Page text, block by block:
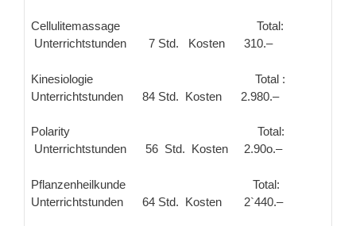
Cellulitemassage Total:
Unterrichtstunden 7 Std. Kosten 310.–
Kinesiologie Total :
Unterrichtstunden 84 Std. Kosten 2.980.–
Polarity Total:
Unterrichtstunden 56 Std. Kosten 2.90o.–
Pflanzenheilkunde Total:
Unterrichtstunden 64 Std. Kosten 2`440.–